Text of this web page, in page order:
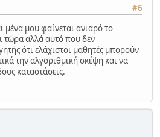
#6
μου φαίνεται ανιαρό το
τώρα αλλά αυτό που δεν
ότι ελάχιστοι μαθητές μπορούν
την αλγοριθμική σκέψη και να
καταστάσεις.